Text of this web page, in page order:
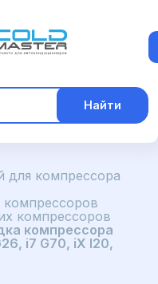
Найти
для компрессора
компрессоров
компрессоров
компрессора
i7 G70, iX I20,